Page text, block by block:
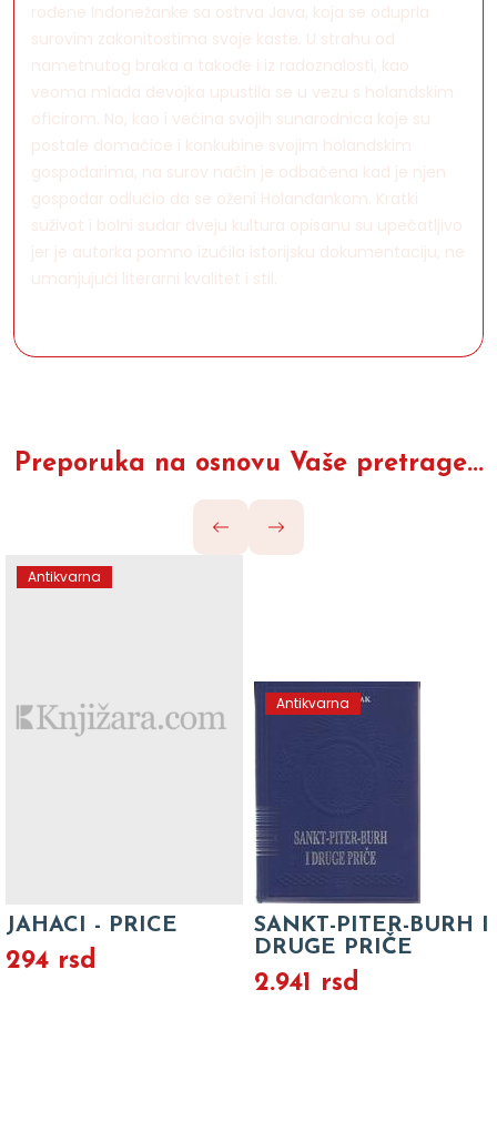
rođene Indonežanke sa ostrva Java, koja se oduprla
surovim zakonitostima svoje kaste. U strahu od
nametnutog braka a takođe i iz radoznalosti, kao
veoma mlada devojka upustila se u vezu s holandskim
oficirom. No, kao i većina svojih sunarodnica koje su
postale domaćice i konkubine svojim holandskim
gospodarima, na surov način je odbačena kad je njen
gospodar odlučio da se oženi Holanđankom. Kratki
suživot i bolni sudar dveju kultura opisanu su upečatljivo
jer je autorka pomno izučila istorijsku dokumentaciju, ne
umanjujući literarni kvalitet i stil.
Preporuka na osnovu Vaše pretrage...
Antikvarna
JAHACI - PRICE
294 rsd
Antikvarna
SANKT-PITER-BURH I
DRUGE PRIČE
2.941 rsd